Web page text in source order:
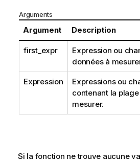
Arguments
Argument Description
first_expr
Expression ou
données à
Expression
Expressions ou
contenant la
mesurer.
Si la fonction ne trouve aucune